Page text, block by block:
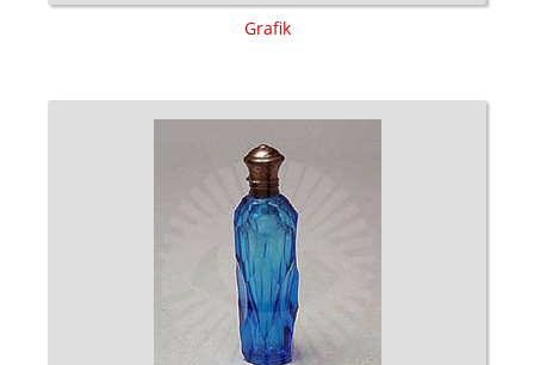
Grafik